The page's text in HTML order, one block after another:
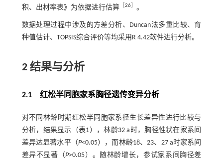
积、出材率表》为依据进行估算［ 26］ 。
数据处理过程中涉及的方差分析、Duncan法多重比较、育
种值估计、TOPSIS综合评价等均采用R 4.42软件进行分析。
2结果与分析
2.1红松半同胞家系胸径遗传变异分析
对不同林龄时期红松半同胞家系径生长差异性进行比较与
分析，结果显示（表1 ），林龄32 a时，胸径性状在家系间
差异达显著水平（P<0.05），而林龄18、23、27 a时家系间
差异不显著（P>0.05）。随林龄增长，参试家系间胸径差